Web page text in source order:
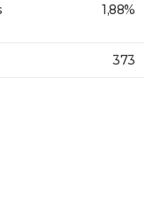
1,88%
373